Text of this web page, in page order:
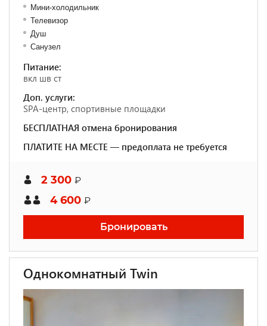
Мини-холодильник
Телевизор
Душ
Санузел
Питание:
вкл шв ст
Доп. услуги:
SPA-центр, спортивные площадки
БЕСПЛАТНАЯ отмена бронирования
ПЛАТИТЕ НА МЕСТЕ — предоплата не требуется
2 300 ₽
4 600 ₽
Бронировать
Однокомнатный Twin